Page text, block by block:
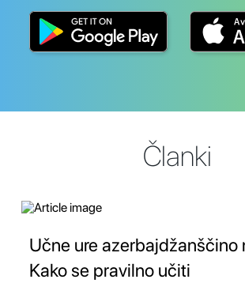
Članki
Učne ure azerbajdžanščino
Kako se pravilno učiti